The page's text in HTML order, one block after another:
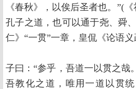
《春秋》，以俟后圣者也。”(
孔子之道，也可以通于尧、舜
仁》“一贯”一章，皇侃《论语义
子曰：“参乎，吾道一以贯之哉
吾教化之道，唯用一道以贯